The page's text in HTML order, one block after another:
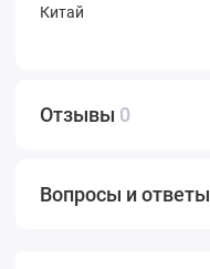
Китай
Отзывы 0
Вопросы и ответы